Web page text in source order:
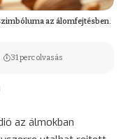
az álomfejtésben.
31 perc olvasás
az álmokban